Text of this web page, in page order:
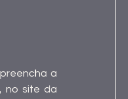
a
no site da